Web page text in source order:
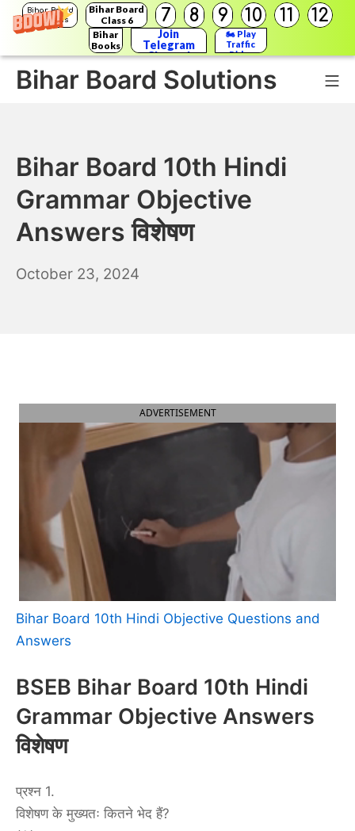
Bihar Board
Solutions
Bihar Board
Class 6
7 8 9 10 11 12
Bihar
Books
Join
Telegram
Channel
🏍️ Play
Traffic
Rider
content
Bihar Board Solutions
Bihar Board 10th Hindi
Grammar Objective
Answers विशेषण
October 23, 2024
ADVERTISEMENT
Bihar Board 10th Hindi Objective Questions and
Answers
BSEB Bihar Board 10th Hindi
Grammar Objective Answers
विशेषण
प्रश्न 1.
विशेषण के मुख्यतः कितने भेद हैं?